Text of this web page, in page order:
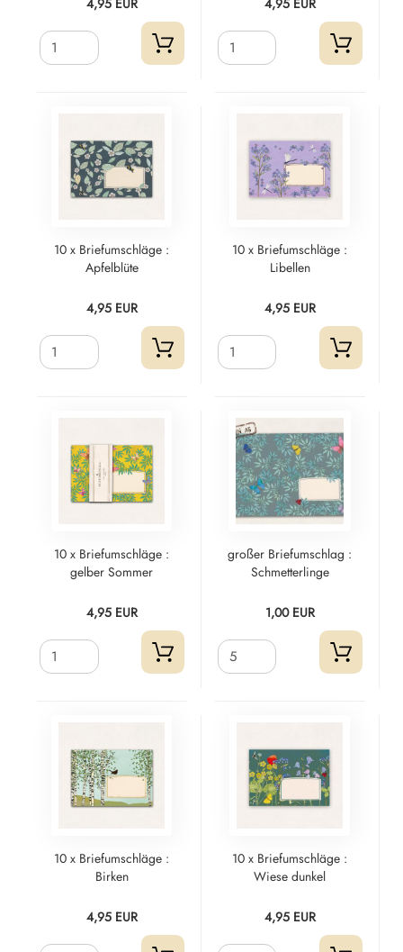
4,95 EUR 4,95 EUR
10 x Briefumschläge :
Apfelblüte
4,95 EUR
10 x Briefumschläge :
Libellen
4,95 EUR
10 x Briefumschläge :
gelber Sommer
4,95 EUR
großer Briefumschlag :
Schmetterlinge
1,00 EUR
10 x Briefumschläge :
Birken
4,95 EUR
10 x Briefumschläge :
Wiese dunkel
4,95 EUR